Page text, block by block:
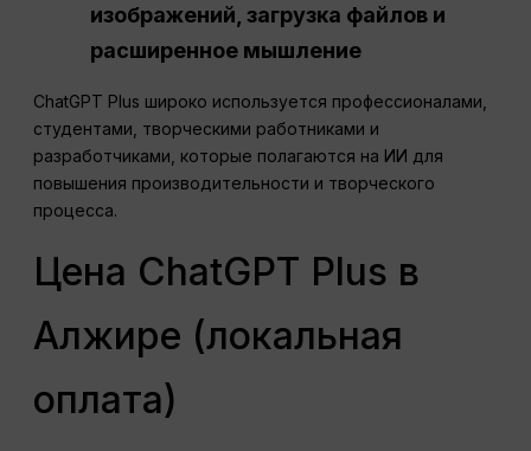
изображений, загрузка файлов и
расширенное мышление
ChatGPT Plus широко используется профессионалами,
студентами, творческими работниками и
разработчиками, которые полагаются на ИИ для
повышения производительности и творческого
процесса.
Цена ChatGPT Plus в
Алжире (локальная
оплата)